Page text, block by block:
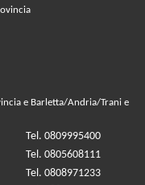
e Barletta/Andria/Trani e
Tel. 0809995400
Tel. 0805608111
Tel. 0808971233